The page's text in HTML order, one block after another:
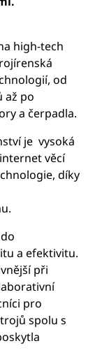
high-tech
od
až po
a čerpadla.
je vysoká
věcí
díky
a efektivitu.
při
pro
spolu s